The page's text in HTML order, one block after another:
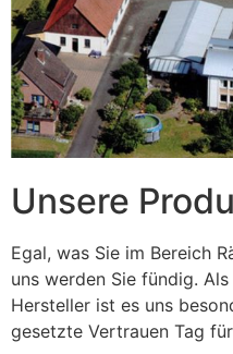
Unsere
Egal, was Sie im Bereich
uns werden Sie fündig.
Hersteller ist es uns
gesetzte Vertrauen Tag